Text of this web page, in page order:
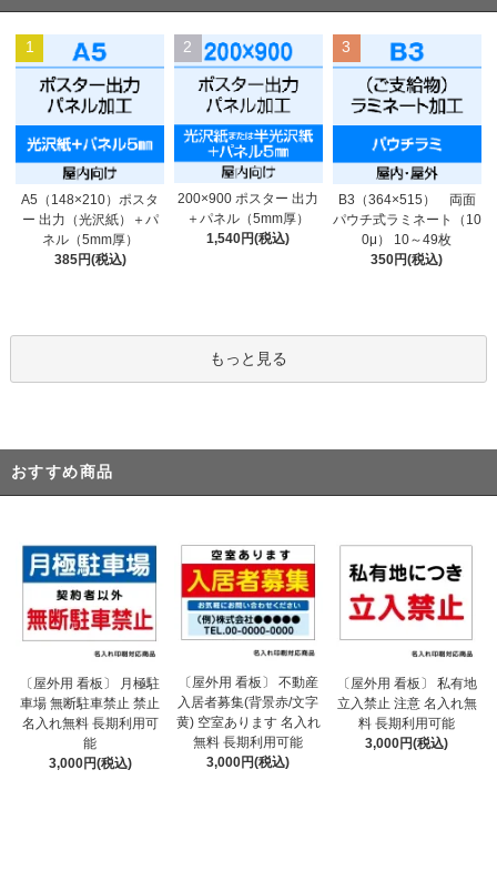
1
A5（148×210）ポスタ
ー 出力（光沢紙）＋パ
ネル（5mm厚）
385円(税込)
2
200×900 ポスター 出力
＋パネル（5mm厚）
1,540円(税込)
3
B3（364×515） 両面
パウチ式ラミネート（10
0μ） 10～49枚
350円(税込)
もっと見る
おすすめ商品
〔屋外用 看板〕 月極駐
車場 無断駐車禁止 禁止
名入れ無料 長期利用可
能
3,000円(税込)
〔屋外用 看板〕 不動産
入居者募集(背景赤/文字
黄) 空室あります 名入れ
無料 長期利用可能
3,000円(税込)
〔屋外用 看板〕 私有地
立入禁止 注意 名入れ無
料 長期利用可能
3,000円(税込)